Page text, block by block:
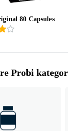
80 Capsules
Probi